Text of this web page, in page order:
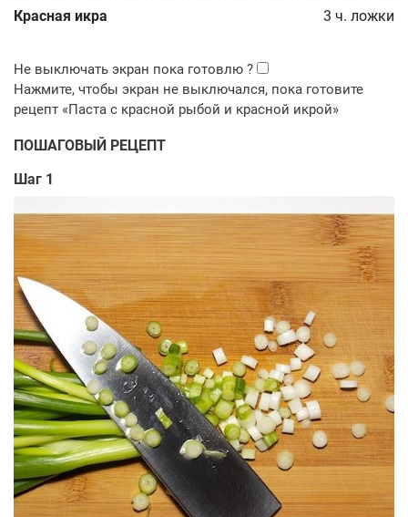
Красная икра 3 ч. ложки
ПОШАГОВЫЙ РЕЦЕПТ
Шаг 1